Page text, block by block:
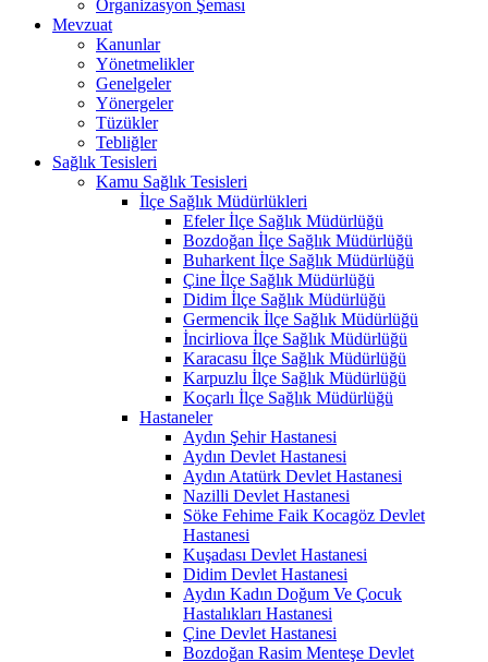
Organizasyon Şeması
Mevzuat
Kanunlar
Yönetmelikler
Genelgeler
Yönergeler
Tüzükler
Tebliğler
Sağlık Tesisleri
Kamu Sağlık Tesisleri
İlçe Sağlık Müdürlükleri
Efeler İlçe Sağlık Müdürlüğü
Bozdoğan İlçe Sağlık Müdürlüğü
Buharkent İlçe Sağlık Müdürlüğü
Çine İlçe Sağlık Müdürlüğü
Didim İlçe Sağlık Müdürlüğü
Germencik İlçe Sağlık Müdürlüğü
İncirliova İlçe Sağlık Müdürlüğü
Karacasu İlçe Sağlık Müdürlüğü
Karpuzlu İlçe Sağlık Müdürlüğü
Koçarlı İlçe Sağlık Müdürlüğü
Hastaneler
Aydın Şehir Hastanesi
Aydın Devlet Hastanesi
Aydın Atatürk Devlet Hastanesi
Nazilli Devlet Hastanesi
Söke Fehime Faik Kocagöz Devlet
Hastanesi
Kuşadası Devlet Hastanesi
Didim Devlet Hastanesi
Aydın Kadın Doğum Ve Çocuk
Hastalıkları Hastanesi
Çine Devlet Hastanesi
Bozdoğan Rasim Menteşe Devlet